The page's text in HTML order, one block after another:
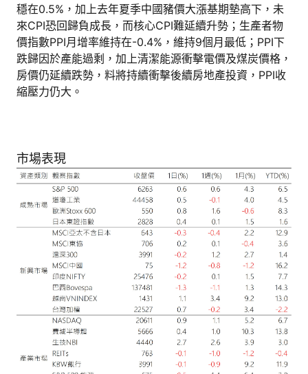
穩在0.5%，加上去年夏季中國豬價大漲基期墊高下，未
來CPI恐回歸負成長，而核心CPI難延續升勢；生產者物
價指數PPI月增率維持在-0.4%，維持9個月最低；PPI下
跌歸因於產能過剩，加上清潔能源衝擊電價及煤炭價格，
房價仍延續跌勢，料將持續衝擊後續房地產投資，PPI收
縮壓力仍大。
市場表現